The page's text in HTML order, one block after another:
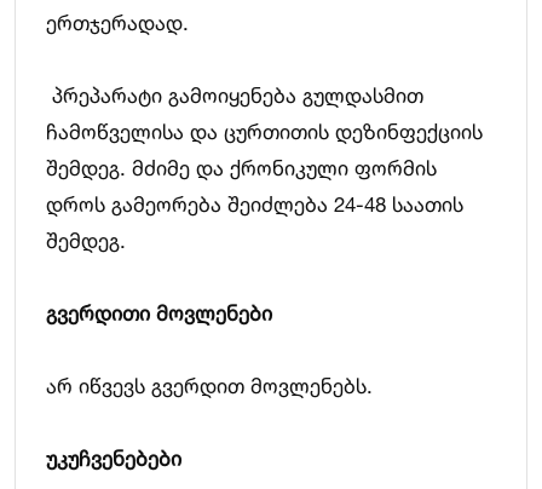
ერთჯერადად.
პრეპარატი გამოიყენება გულდასმით
ჩამოწველისა და ცურთითის დეზინფექციის
შემდეგ. მძიმე და ქრონიკული ფორმის
დროს გამეორება შეიძლება 24-48 საათის
შემდეგ.
გვერდითი მოვლენები
არ იწვევს გვერდით მოვლენებს.
უკუჩვენებები